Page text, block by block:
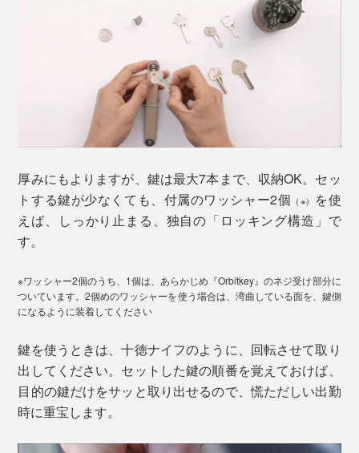
厚みにもよりますが、鍵は最大7本まで、収納OK。セッ
トする鍵が少なくても、付属のワッシャー2個 （※）
を使
えば、しっかり止まる、独自の「ロッキング構造」で
す。
※ワッシャー2個のうち、1個は、あらかじめ『Orbitkey』のネジ受け部分に
ついています。2個めのワッシャーを使う場合は、湾曲している面を、鍵側
になるように装着してください
鍵を使うときは、十徳ナイフのように、回転させて取り
出してください。セットした鍵の順番を覚えておけば、
目的の鍵だけをサッと取り出せるので、慌ただしい出勤
時に重宝します。